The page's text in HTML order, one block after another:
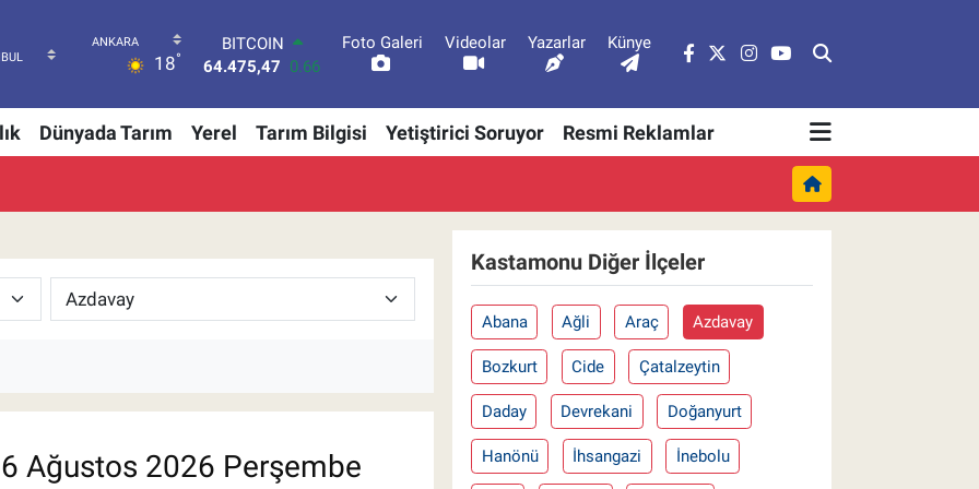
18°
BITCOIN
64.475,47 0.66
47,5971 0.05
EURO
55,1336 0.18
Foto Galeri Videolar Yazarlar Künye
Dünyada Tarım Yerel Tarım Bilgisi Yetiştirici Soruyor Resmi Reklamlar
Ağustos 2026 Perşembe
Kastamonu Diğer İlçeler
Abana Ağli Araç Azdavay
Bozkurt Cide Çatalzeytin
Daday Devrekani Doğanyurt
Hanönü İhsangazi İnebolu